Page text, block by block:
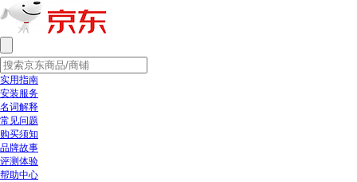
实用指南
安装服务
名词解释
常见问题
购买须知
品牌故事
评测体验
帮助中心